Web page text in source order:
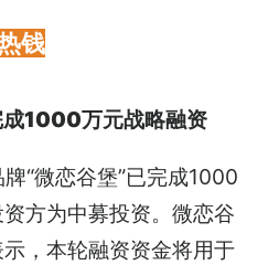
钱
成1000万元战略融资
“微恋谷堡”已完成1000
方为中募投资。微恋谷
，本轮融资资金将用于